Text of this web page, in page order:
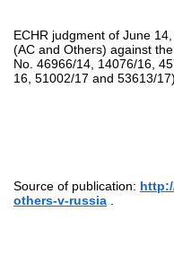
ECHR judgment of June
(AC and Others) against
No. 46966/14, 14076/16,
16, 51002/17 and 53613/17).
Source of publication:
others-v-russia